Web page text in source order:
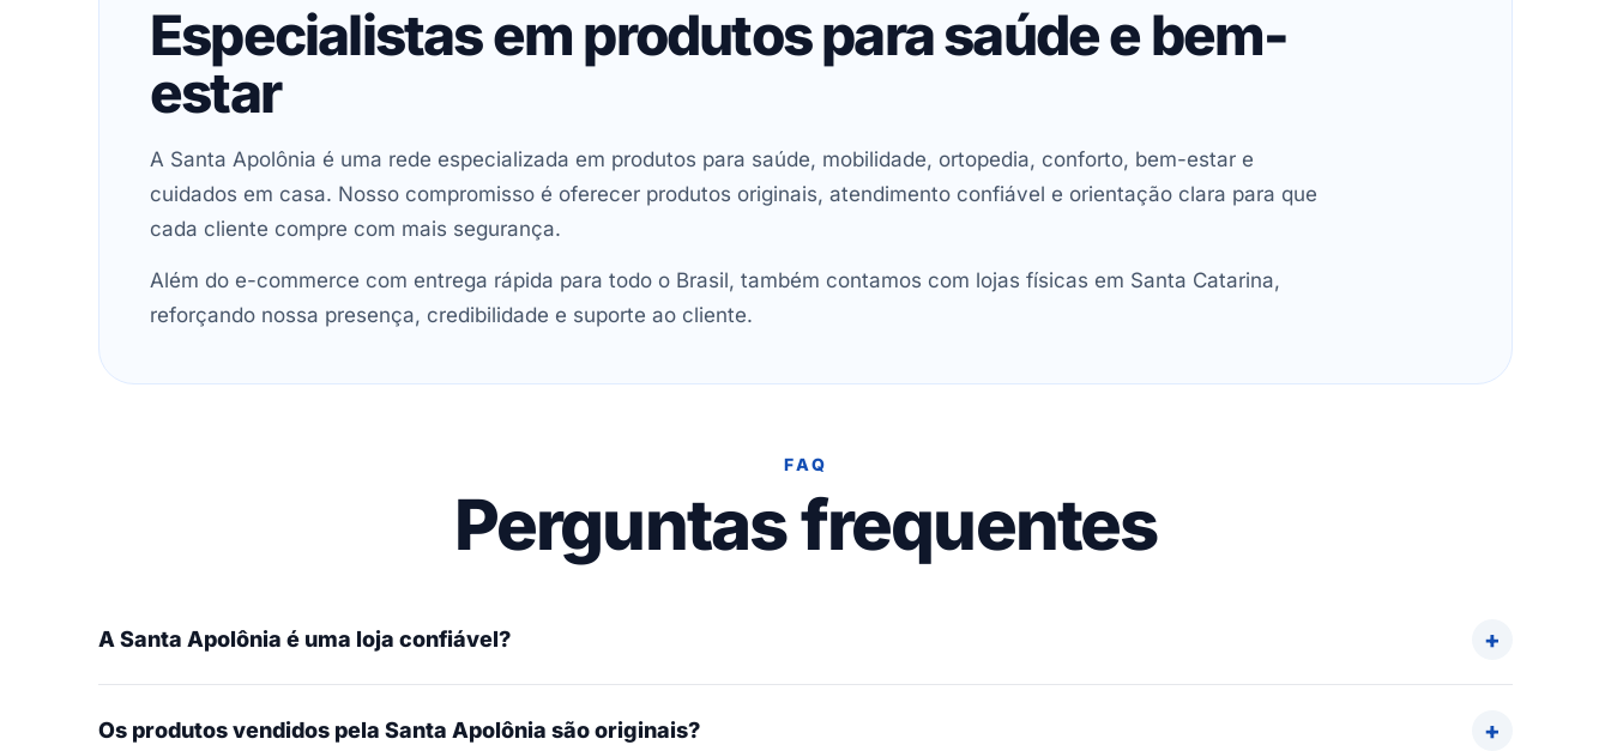
Especialistas em produtos para saúde e bem-
estar
A Santa Apolônia é uma rede especializada em produtos para saúde, mobilidade, ortopedia, conforto, bem-estar e
cuidados em casa. Nosso compromisso é oferecer produtos originais, atendimento confiável e orientação clara para que
cada cliente compre com mais segurança.
Além do e-commerce com entrega rápida para todo o Brasil, também contamos com lojas físicas em Santa Catarina,
reforçando nossa presença, credibilidade e suporte ao cliente.
FAQ
Perguntas frequentes
A Santa Apolônia é uma loja confiável?
Os produtos vendidos pela Santa Apolônia são originais?